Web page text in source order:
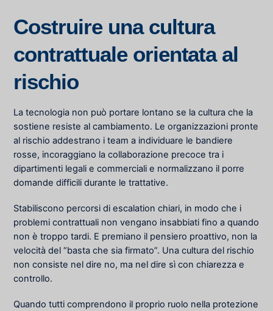
Costruire una cultura
contrattuale orientata al
rischio
La tecnologia non può portare lontano se la cultura che la
sostiene resiste al cambiamento. Le organizzazioni pronte
al rischio addestrano i team a individuare le bandiere
rosse, incoraggiano la collaborazione precoce tra i
dipartimenti legali e commerciali e normalizzano il porre
domande difficili durante le trattative.
Stabiliscono percorsi di escalation chiari, in modo che i
problemi contrattuali non vengano insabbiati fino a quando
non è troppo tardi. E premiano il pensiero proattivo, non la
velocità del “basta che sia firmato”. Una cultura del rischio
non consiste nel dire no, ma nel dire sì con chiarezza e
controllo.
Quando tutti comprendono il proprio ruolo nella protezione